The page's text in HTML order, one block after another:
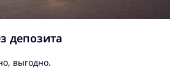
депозита
выгодно.